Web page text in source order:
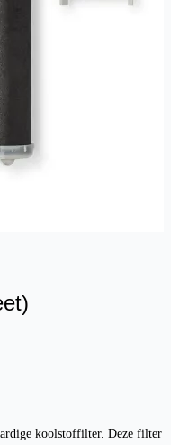
koolstoffilter. Deze filter